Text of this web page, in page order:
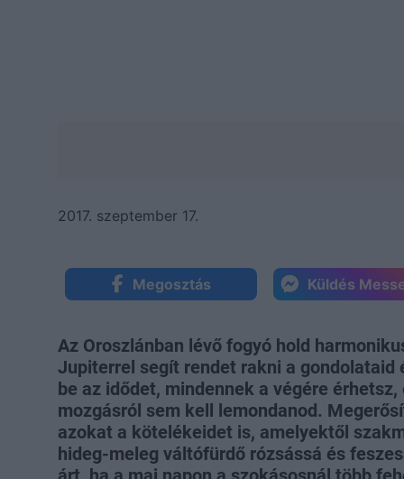
2017. szeptember 17.
Megosztás Küldés
Az Oroszlánban lévő fogyó hold
Jupiterrel segít rendet rakni a gondolataid
be az idődet, mindennek a végére
mozgásról sem kell lemondanod.
azokat a kötelékeidet is, amelyektől
hideg-meleg váltófürdő rózsássá és